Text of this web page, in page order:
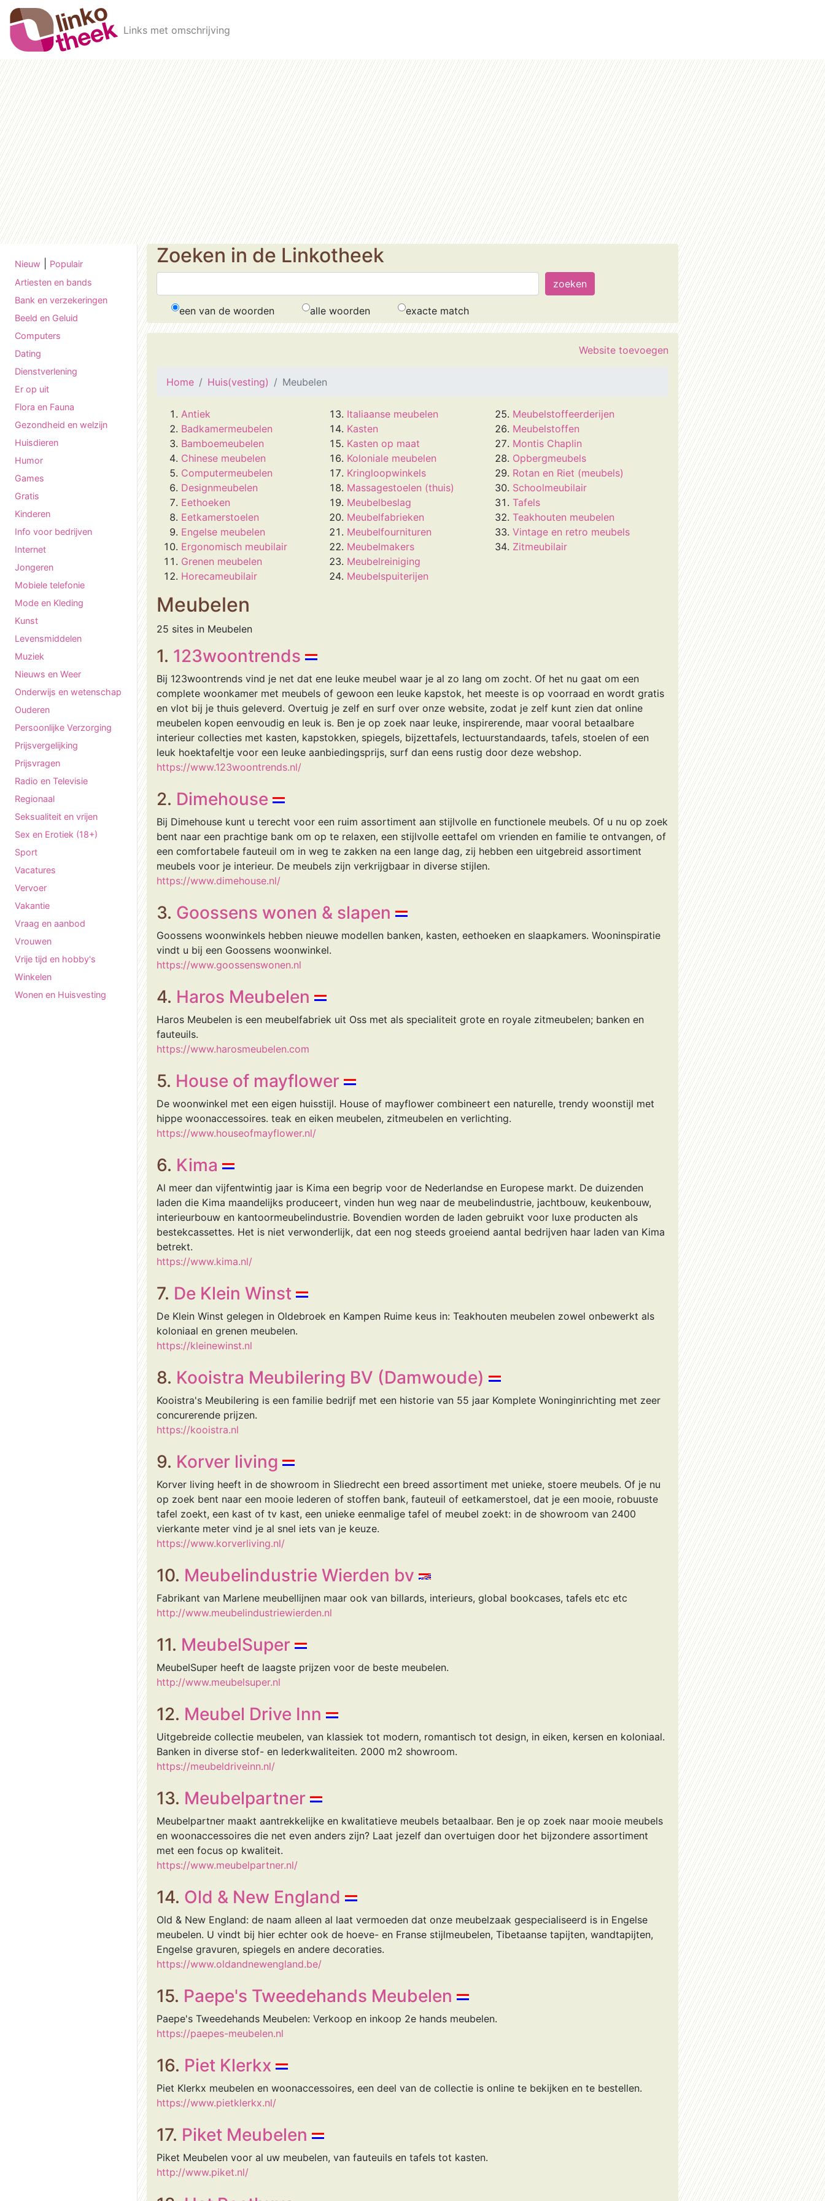
Skip to main content
Links met omschrijving
Nieuw
Populair
Artiesten en bands
Bank en verzekeringen
Beeld en Geluid
Computers
Dating
Dienstverlening
Er op uit
Flora en Fauna
Gezondheid en welzijn
Huisdieren
Humor
Games
Gratis
Kinderen
Info voor bedrijven
Internet
Jongeren
Mobiele telefonie
Mode en Kleding
Kunst
Levensmiddelen
Muziek
Nieuws en Weer
Onderwijs en wetenschap
Ouderen
Persoonlijke Verzorging
Prijsvergelijking
Prijsvragen
Radio en Televisie
Regionaal
Seksualiteit en vrijen
Sex en Erotiek (18+)
Sport
Vacatures
Vervoer
Vakantie
Vraag en aanbod
Vrouwen
Vrije tijd en hobby's
Winkelen
Wonen en Huisvesting
Zoeken in de Linkotheek
een van de woorden alle woorden exacte match
Website toevoegen
Home Huis(vesting) Meubelen
Antiek
Badkamermeubelen
Bamboemeubelen
Chinese meubelen
Computermeubelen
Designmeubelen
Eethoeken
Eetkamerstoelen
Engelse meubelen
Ergonomisch meubilair
Grenen meubelen
Horecameubilair
Italiaanse meubelen
Kasten
Kasten op maat
Koloniale meubelen
Kringloopwinkels
Massagestoelen (thuis)
Meubelbeslag
Meubelfabrieken
Meubelfournituren
Meubelmakers
Meubelreiniging
Meubelspuiterijen
Meubelstoffeerderijen
Meubelstoffen
Montis Chaplin
Opbergmeubels
Rotan en Riet (meubels)
Schoolmeubilair
Tafels
Teakhouten meubelen
Vintage en retro meubels
Zitmeubilair
Meubelen
25 sites in Meubelen
1. 123woontrends
Bij 123woontrends vind je net dat ene leuke meubel waar je al zo lang om zocht. Of het nu gaat om een
complete woonkamer met meubels of gewoon een leuke kapstok, het meeste is op voorraad en wordt gratis
en vlot bij je thuis geleverd. Overtuig je zelf en surf over onze website, zodat je zelf kunt zien dat online
meubelen kopen eenvoudig en leuk is. Ben je op zoek naar leuke, inspirerende, maar vooral betaalbare
interieur collecties met kasten, kapstokken, spiegels, bijzettafels, lectuurstandaards, tafels, stoelen of een
leuk hoektafeltje voor een leuke aanbiedingsprijs, surf dan eens rustig door deze webshop.
https://www.123woontrends.nl/
2. Dimehouse
Bij Dimehouse kunt u terecht voor een ruim assortiment aan stijlvolle en functionele meubels. Of u nu op zoek
bent naar een prachtige bank om op te relaxen, een stijlvolle eettafel om vrienden en familie te ontvangen, of
een comfortabele fauteuil om in weg te zakken na een lange dag, zij hebben een uitgebreid assortiment
meubels voor je interieur. De meubels zijn verkrijgbaar in diverse stijlen.
https://www.dimehouse.nl/
3. Goossens wonen & slapen
Goossens woonwinkels hebben nieuwe modellen banken, kasten, eethoeken en slaapkamers. Wooninspiratie
vindt u bij een Goossens woonwinkel.
https://www.goossenswonen.nl
4. Haros Meubelen
Haros Meubelen is een meubelfabriek uit Oss met als specialiteit grote en royale zitmeubelen; banken en
fauteuils.
https://www.harosmeubelen.com
5. House of mayflower
De woonwinkel met een eigen huisstijl. House of mayflower combineert een naturelle, trendy woonstijl met
hippe woonaccessoires. teak en eiken meubelen, zitmeubelen en verlichting.
https://www.houseofmayflower.nl/
6. Kima
Al meer dan vijfentwintig jaar is Kima een begrip voor de Nederlandse en Europese markt. De duizenden
laden die Kima maandelijks produceert, vinden hun weg naar de meubelindustrie, jachtbouw, keukenbouw,
interieurbouw en kantoormeubelindustrie. Bovendien worden de laden gebruikt voor luxe producten als
bestekcassettes. Het is niet verwonderlijk, dat een nog steeds groeiend aantal bedrijven haar laden van Kima
betrekt.
https://www.kima.nl/
7. De Klein Winst
De Klein Winst gelegen in Oldebroek en Kampen Ruime keus in: Teakhouten meubelen zowel onbewerkt als
koloniaal en grenen meubelen.
https://kleinewinst.nl
8. Kooistra Meubilering BV (Damwoude)
Kooistra's Meubilering is een familie bedrijf met een historie van 55 jaar Komplete Woninginrichting met zeer
concurerende prijzen.
https://kooistra.nl
9. Korver living
Korver living heeft in de showroom in Sliedrecht een breed assortiment met unieke, stoere meubels. Of je nu
op zoek bent naar een mooie lederen of stoffen bank, fauteuil of eetkamerstoel, dat je een mooie, robuuste
tafel zoekt, een kast of tv kast, een unieke eenmalige tafel of meubel zoekt: in de showroom van 2400
vierkante meter vind je al snel iets van je keuze.
https://www.korverliving.nl/
10. Meubelindustrie Wierden bv
Fabrikant van Marlene meubellijnen maar ook van billards, interieurs, global bookcases, tafels etc etc
http://www.meubelindustriewierden.nl
11. MeubelSuper
MeubelSuper heeft de laagste prijzen voor de beste meubelen.
http://www.meubelsuper.nl
12. Meubel Drive Inn
Uitgebreide collectie meubelen, van klassiek tot modern, romantisch tot design, in eiken, kersen en koloniaal.
Banken in diverse stof- en lederkwaliteiten. 2000 m2 showroom.
https://meubeldriveinn.nl/
13. Meubelpartner
Meubelpartner maakt aantrekkelijke en kwalitatieve meubels betaalbaar. Ben je op zoek naar mooie meubels
en woonaccessoires die net even anders zijn? Laat jezelf dan overtuigen door het bijzondere assortiment
met een focus op kwaliteit.
https://www.meubelpartner.nl/
14. Old & New England
Old & New England: de naam alleen al laat vermoeden dat onze meubelzaak gespecialiseerd is in Engelse
meubelen. U vindt bij hier echter ook de hoeve- en Franse stijlmeubelen, Tibetaanse tapijten, wandtapijten,
Engelse gravuren, spiegels en andere decoraties.
https://www.oldandnewengland.be/
15. Paepe's Tweedehands Meubelen
Paepe's Tweedehands Meubelen: Verkoop en inkoop 2e hands meubelen.
https://paepes-meubelen.nl
16. Piet Klerkx
Piet Klerkx meubelen en woonaccessoires, een deel van de collectie is online te bekijken en te bestellen.
https://www.pietklerkx.nl/
17. Piket Meubelen
Piket Meubelen voor al uw meubelen, van fauteuils en tafels tot kasten.
http://www.piket.nl/